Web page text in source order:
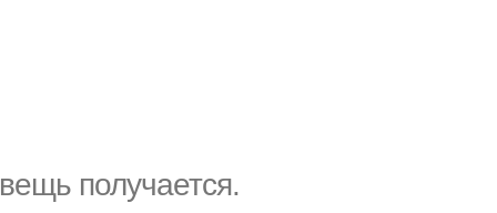
получается.